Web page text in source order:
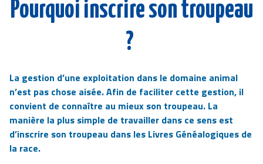
Pourquoi inscrire son troupeau
?
La gestion d’une exploitation dans le domaine animal
n’est pas chose aisée. Afin de faciliter cette gestion, il
convient de connaître au mieux son troupeau. La
manière la plus simple de travailler dans ce sens est
d’inscrire son troupeau dans les Livres Généalogiques de
la race.